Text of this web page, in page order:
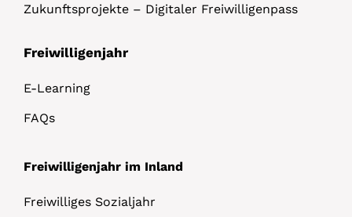
Zukunftsprojekte – Digitaler Freiwilligenpass
Freiwilligenjahr
E-Learning
FAQs
Freiwilligenjahr im Inland
Freiwilliges Sozialjahr